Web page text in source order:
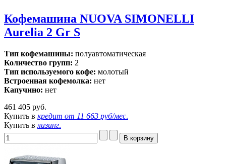
Кофемашина NUOVA SIMONELLI
Aurelia 2 Gr S
Тип кофемашины: полуавтоматическая
Количество групп: 2
Тип используемого кофе: молотый
Встроенная кофемолка: нет
Капучино: нет
461 405 руб.
Купить в кредит от 11 663 руб/мес.
Купить в лизинг.